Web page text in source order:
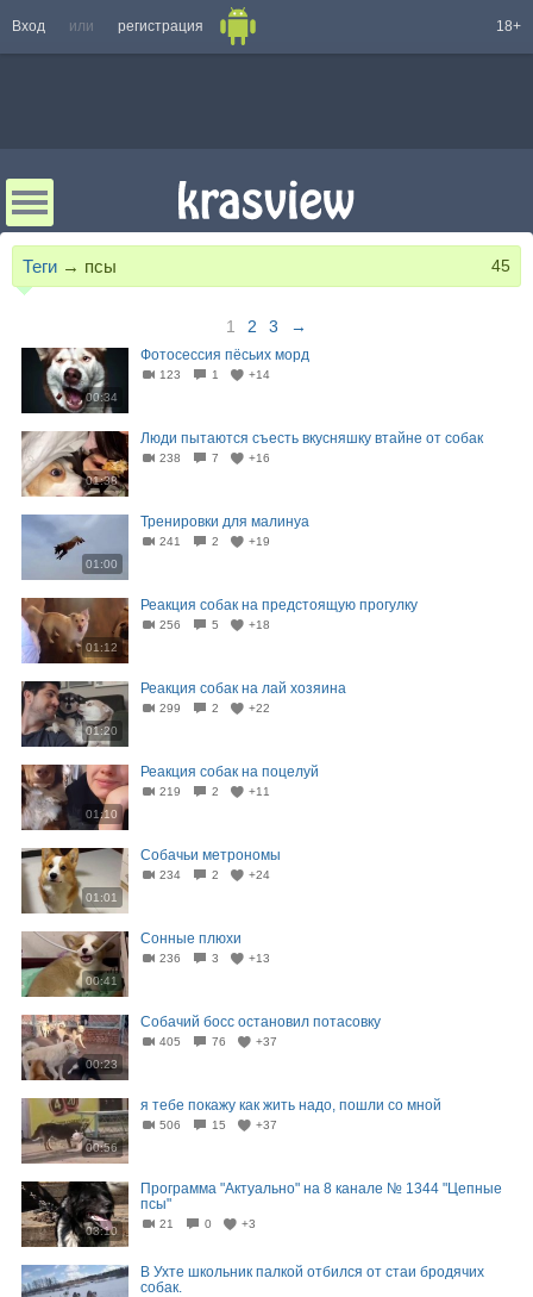
Вход или регистрация 18+
Теги → псы 45
1 2 3 →
00:34
Фотосессия пёсьих морд
123 1 +14
01:38
Люди пытаются съесть вкусняшку втайне от собак
238 7 +16
01:00
Тренировки для малинуа
241 2 +19
01:12
Реакция собак на предстоящую прогулку
256 5 +18
01:20
Реакция собак на лай хозяина
299 2 +22
01:10
Реакция собак на поцелуй
219 2 +11
01:01
Собачьи метрономы
234 2 +24
00:41
Сонные плюхи
236 3 +13
00:23
Собачий босс остановил потасовку
405 76 +37
00:56
я тебе покажу как жить надо, пошли со мной
506 15 +37
03:10
Программа "Актуально" на 8 канале № 1344 "Цепные
псы"
21 0 +3
В Ухте школьник палкой отбился от стаи бродячих
собак.